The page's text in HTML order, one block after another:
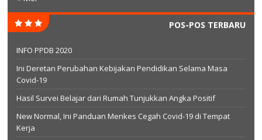
POS-POS TERBARU
INFO PPDB 2020
Ini Deretan Perubahan Kebijakan Pendidikan Selama Masa
Covid-19
Hasil Survei Belajar dari Rumah Tunjukkan Angka Positif
New Normal, Ini Panduan Menkes Cegah Covid-19 di Tempat
Kerja